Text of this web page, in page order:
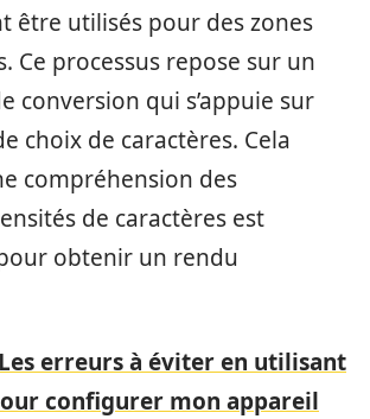
être utilisés pour des zones
Ce processus repose sur un
conversion qui s’appuie sur
choix de caractères. Cela
compréhension des
de caractères est
obtenir un rendu
Les erreurs à éviter en utilisant
configurer mon appareil